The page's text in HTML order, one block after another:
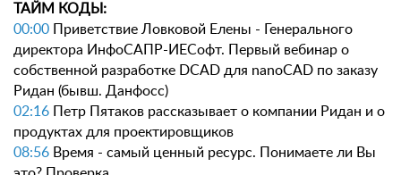
ТАЙМ КОДЫ:
00:00 Приветствие Ловковой Елены - Генерального
директора ИнфоСАПР-ИЕСофт. Первый вебинар о
собственной разработке DCAD для nanoCAD по заказу
Ридан (бывш. Данфосс)
02:16 Петр Пятаков рассказывает о компании Ридан и о
продуктах для проектировщиков
08:56 Время - самый ценный ресурс. Понимаете ли Вы